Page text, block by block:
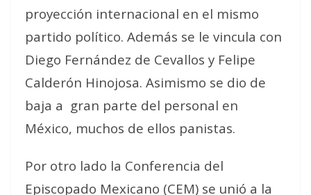
proyección internacional en el mismo
partido político. Además se le vincula con
Diego Fernández de Cevallos y Felipe
Calderón Hinojosa. Asimismo se dio de
baja a gran parte del personal en
México, muchos de ellos panistas.
Por otro lado la Conferencia del
Episcopado Mexicano (CEM) se unió a la